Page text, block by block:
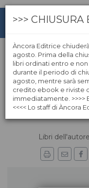
Jean-Miguel
Jean-Miguel
dogmatica all’Institut
Libri dell'autore
>>> CHIUSURA
Àncora Editrice
agosto. Prima della
libri ordinati entro e
durante il periodo di
agosto, mentre sarà
credito ebook e riviste
immediatamente. >>>>
<<<< Lo staff di Àncora